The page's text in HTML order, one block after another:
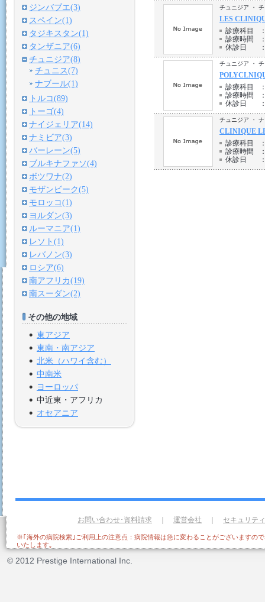
チュニジア ・
LES
診療科目
診療時間
休診日
チュニジア ・
診療科目
診療時間
休診日
チュニジア ・
CLINIQUE
診療科目
診療時間
休診日
ジンバブエ(3)
スペイン(1)
タジキスタン(1)
タンザニア(6)
チュニジア(8)
チュニス(7)
ナブール(1)
トルコ(89)
トーゴ(4)
ナイジェリア(14)
ナミビア(3)
バーレーン(5)
ブルキナファソ(4)
ボツワナ(2)
モザンビーク(5)
モロッコ(1)
ヨルダン(3)
ルーマニア(1)
レソト(1)
レバノン(3)
ロシア(6)
南アフリカ(19)
南スーダン(2)
その他の地域
東アジア
東南・南アジア
北米（ハワイ含む）
中南米
ヨーロッパ
中近東・アフリカ
オセアニア
※｢海外の病院検索｣ご利用上の注意点：病院情報は急に変わることがございますの
いたします｡
お問い合わせ･資料請求 運営会社 セキュリテ
© 2012 Prestige International Inc.